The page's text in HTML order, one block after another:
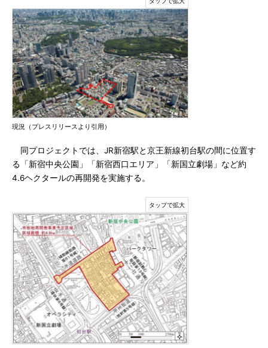
現況（プレスリリースより引用）
同プロジェクトでは、JR新宿駅と京王新線初台駅の間に位置す
る「新宿中央公園」「新宿西口エリア」「新国立劇場」など約
4.6ヘクタールの再開発を実施する。